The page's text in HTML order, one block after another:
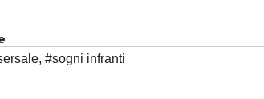
, #sogni infranti